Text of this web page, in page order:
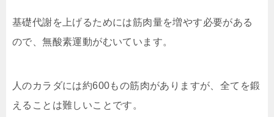
基礎代謝を上げるためには筋肉量を増やす必要がある
ので、無酸素運動がむいています。
人のカラダには約600もの筋肉がありますが、全てを鍛
えることは難しいことです。